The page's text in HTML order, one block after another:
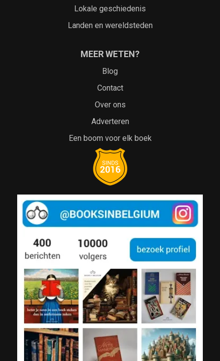
Lokale geschiedenis
Landen en wereldsteden
MEER WETEN?
Blog
Contact
Over ons
Adverteren
Een boom voor elk boek